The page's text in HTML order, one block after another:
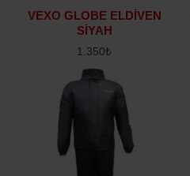
VEXO GLOBE ELDİVEN
SİYAH
1.350₺